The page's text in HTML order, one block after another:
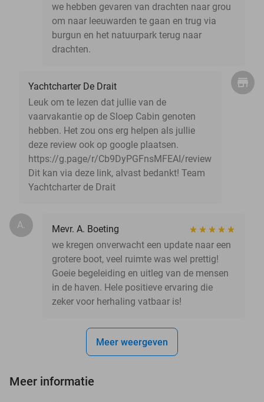
we hebben gevaren van drachten naar grou
om naar leeuwarden te gaan en trug via
burgun en het natuurpark terug naar
drachten.
Yachtcharter De Drait
Leuk om te lezen dat jullie van de
vaarvakantie op de Sloep Cabin genoten
hebben. Het zou ons erg helpen als jullie
deze review ook op google plaatsen.
https://g.page/r/Cb9DyPGFnsMFEAI/review
Dit kan via deze link, alvast bedankt! Team
Yachtcharter de Drait
A.
Mevr. A. Boeting
we kregen onverwacht een update naar een
grotere boot, veel ruimte was wel prettig!
Goeie begeleiding en uitleg van de mensen
in de haven. Hele positieve ervaring die
zeker voor herhaling vatbaar is!
Meer weergeven
Meer informatie